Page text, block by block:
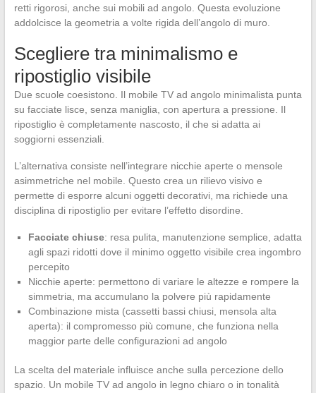
retti rigorosi, anche sui mobili ad angolo. Questa evoluzione
addolcisce la geometria a volte rigida dell’angolo di muro.
Scegliere tra minimalismo e
ripostiglio visibile
Due scuole coesistono. Il mobile TV ad angolo minimalista punta
su facciate lisce, senza maniglia, con apertura a pressione. Il
ripostiglio è completamente nascosto, il che si adatta ai
soggiorni essenziali.
L’alternativa consiste nell’integrare nicchie aperte o mensole
asimmetriche nel mobile. Questo crea un rilievo visivo e
permette di esporre alcuni oggetti decorativi, ma richiede una
disciplina di ripostiglio per evitare l’effetto disordine.
Facciate chiuse: resa pulita, manutenzione semplice, adatta
agli spazi ridotti dove il minimo oggetto visibile crea ingombro
percepito
Nicchie aperte: permettono di variare le altezze e rompere la
simmetria, ma accumulano la polvere più rapidamente
Combinazione mista (cassetti bassi chiusi, mensola alta
aperta): il compromesso più comune, che funziona nella
maggior parte delle configurazioni ad angolo
La scelta del materiale influisce anche sulla percezione dello
spazio. Un mobile TV ad angolo in legno chiaro o in tonalità